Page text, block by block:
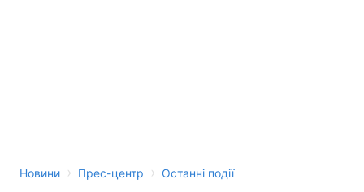
Новини › Прес-центр › Останні події